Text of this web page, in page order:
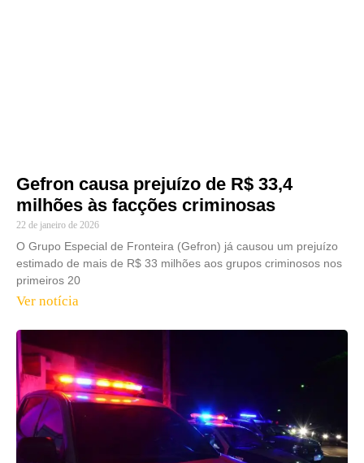
Gefron causa prejuízo de R$ 33,4
milhões às facções criminosas
22 de janeiro de 2026
O Grupo Especial de Fronteira (Gefron) já causou um prejuízo
estimado de mais de R$ 33 milhões aos grupos criminosos nos
primeiros 20
Ver notícia